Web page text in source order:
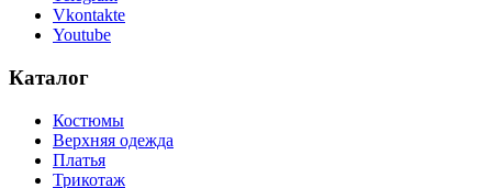
Vkontakte
Youtube
Каталог
Костюмы
Верхняя одежда
Платья
Трикотаж